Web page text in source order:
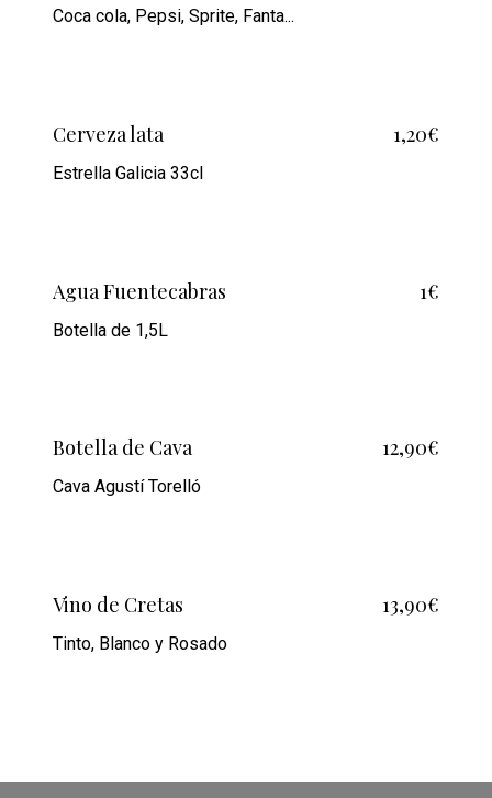
Coca cola, Pepsi, Sprite, Fanta...
Cerveza lata 1,20€
Estrella Galicia 33cl
Agua Fuentecabras 1€
Botella de 1,5L
Botella de Cava 12,90€
Cava Agustí Torelló
Vino de Cretas 13,90€
Tinto, Blanco y Rosado